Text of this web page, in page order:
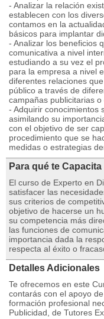
- Analizar la relación
establecen con los
contamos en la
básicos para implantar
- Analizar los beneficios
comunicativa a nivel
estudiando a su vez el
para la empresa a nivel
diferentes relaciones
público a través de
campañas publicitarias o
- Adquirir conocimientos
asimilando su
con el objetivo de ser
procedimiento que se
medidas o estrategias
Para qué te Capacita
El curso de Experto en
satisfacer las
sus criterios de
objetivo de hacerse un
su competencia más
las funciones de
importancia dada la
respecta al éxito o
Detalles Adicionales
Te ofrecemos en este
contarás con el apoyo
formación profesional
Publicidad, de Tutores